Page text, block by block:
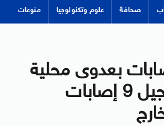
صحافة علوم وتكنولوجيا منوعات
بعدوى محلية
بكورونا وتسجيل 9 إصابات